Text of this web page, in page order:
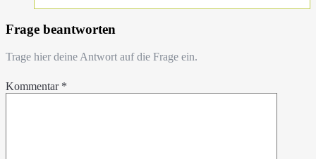
Frage beantworten
Trage hier deine Antwort auf die Frage ein.
Kommentar *